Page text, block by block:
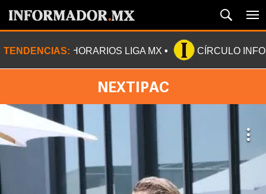
TENDENCIAS: HORARIOS LIGA MX CÍRCULO
NEXTIPAC